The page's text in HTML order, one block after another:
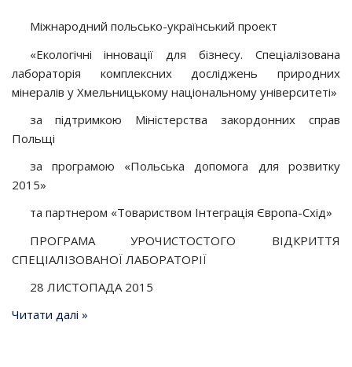
Міжнародний польсько-український проект
«Екологічні інновації для бізнесу. Спеціалізована
лабораторія комплексних досліджень природних
мінералів у Хмельницькому національному університеті»
за підтримкою Міністерства закордонних справ
Польщі
за програмою «Польська допомога для розвитку
2015»
та партнером «Товариством Інтеграція Європа-Схід»
ПРОГРАМА УРОЧИСТОСТОГО ВІДКРИТТЯ
СПЕЦІАЛІЗОВАНОЇ ЛАБОРАТОРІЇ
28 ЛИСТОПАДА 2015
Читати далі »